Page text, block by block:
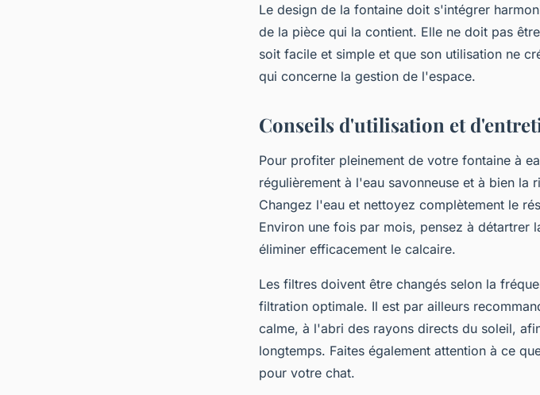
Le design de la fontaine doit s'intégrer
de la pièce qui la contient. Elle ne doit pas
soit facile et simple et que son utilisation ne
qui concerne la gestion de l'espace.
Conseils d'utilisation et
Pour profiter pleinement de votre fontaine à
régulièrement à l'eau savonneuse et à bien la
Changez l'eau et nettoyez complètement le
Environ une fois par mois, pensez à détartrer
éliminer efficacement le calcaire.
Les filtres doivent être changés selon la
filtration optimale. Il est par ailleurs
calme, à l'abri des rayons directs du soleil,
longtemps. Faites également attention à ce
pour votre chat.